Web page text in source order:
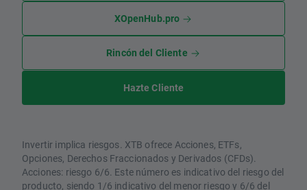
XOpenHub.pro
Rincón del Cliente
Hazte Cliente
Invertir implica riesgos. XTB ofrece Acciones, ETFs,
Opciones, Derechos Fraccionados y Derivados (CFDs).
Acciones: riesgo 6/6. Este número es indicativo del riesgo del
producto, siendo 1/6 indicativo del menor riesgo y 6/6 del